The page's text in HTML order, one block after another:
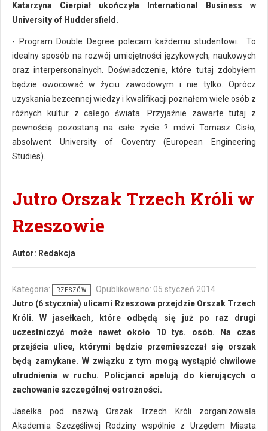
Katarzyna Cierpiał ukończyła International Business w
University of Huddersfield.
- Program Double Degree polecam każdemu studentowi. To
idealny sposób na rozwój umiejętności językowych, naukowych
oraz interpersonalnych. Doświadczenie, które tutaj zdobyłem
będzie owocować w życiu zawodowym i nie tylko. Oprócz
uzyskania bezcennej wiedzy i kwalifikacji poznałem wiele osób z
różnych kultur z całego świata. Przyjaźnie zawarte tutaj z
pewnością pozostaną na całe życie ? mówi Tomasz Cisło,
absolwent University of Coventry (European Engineering
Studies).
Jutro Orszak Trzech Króli w
Rzeszowie
Autor: Redakcja
Kategoria: RZESZÓW
Opublikowano: 05 styczeń 2014
Jutro (6 stycznia) ulicami Rzeszowa przejdzie Orszak Trzech
Króli. W jasełkach, które odbędą się już po raz drugi
uczestniczyć może nawet około 10 tys. osób. Na czas
przejścia ulice, którymi będzie przemieszczał się orszak
będą zamykane. W związku z tym mogą wystąpić chwilowe
utrudnienia w ruchu. Policjanci apelują do kierujących o
zachowanie szczególnej ostrożności.
Jasełka pod nazwą Orszak Trzech Króli zorganizowała
Akademia Szczęśliwej Rodziny wspólnie z Urzędem Miasta